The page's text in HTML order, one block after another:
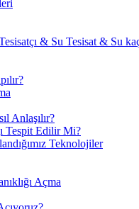
& Su Tesisat & Su
Anlaşılır?
Tespit Edilir Mi?
Teknolojiler
Açma